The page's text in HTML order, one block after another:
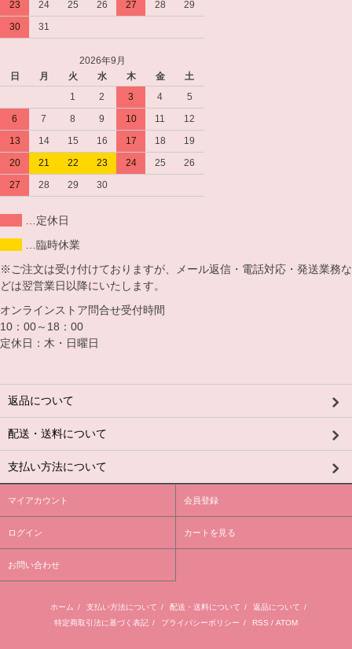
23
24 25 26 27 28
29
30
31
2026年9月
日
月 火 水 木 金
土
1
2 3 4
5
6
7 8 9 10 11
12
13
14 15 16 17 18
19
20
21 22 23 24 25
26
27
28 29 30
…定休日
…臨時休業
※ご注文は受け付けておりますが、メール返信・電話対応・発送業務な
どは翌営業日以降にいたします。
オンラインストア問合せ受付時間
10：00～18：00
定休日：木・日曜日
返品について
配送・送料について
支払い方法について
マイアカウント 会員登録
ログイン カートを見る
お問い合わせ
ホーム / 支払い方法について / 配送・送料について / 返品について /
特定商取引法に基づく表記 / プライバシーポリシー / RSS / ATOM